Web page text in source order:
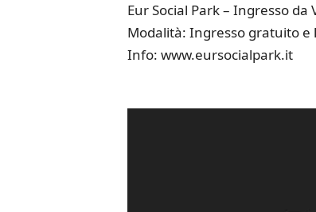
Eur Social Park – Ingresso
Modalità: Ingresso gratuito
Info: www.eursocialpark.it